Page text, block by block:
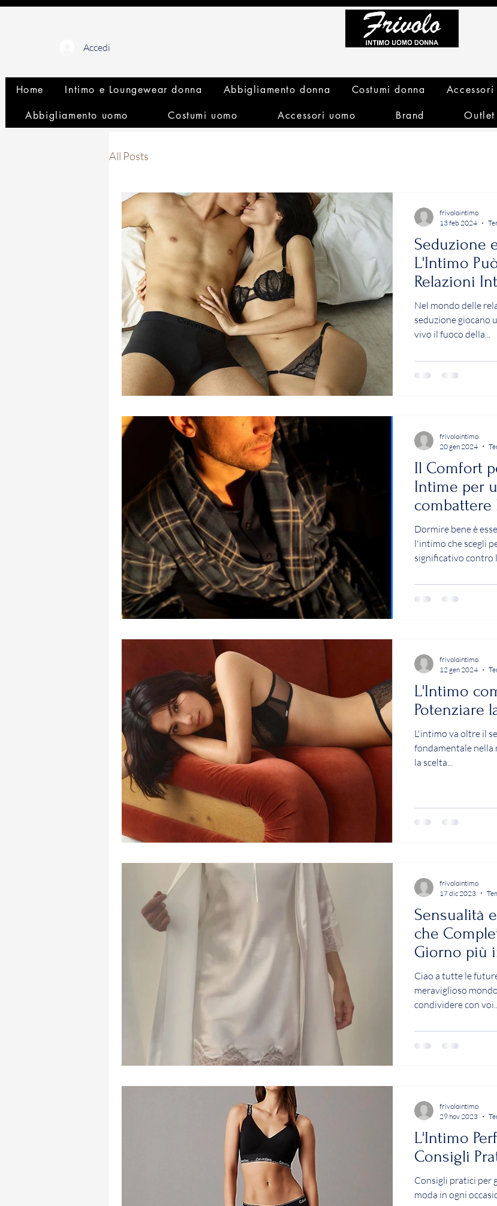
Accedi
Home Intimo e Loungewear donna Abbigliamento donna Costumi donna Accessori
Abbigliamento uomo Costumi uomo Accessori uomo Brand Outlet
All Posts
Seduzione
L'Intimo
Relazioni
Nel mondo delle
seduzione giocano
vivo il fuoco della...
frivolointimo
13 feb 2024
Il Comfort
Intime per
Dormire bene è
l'intimo che scegli
significativo contro
frivolointimo
20 gen 2024
L'Intimo
Potenziare
L'intimo va oltre il
fondamentale nella
la scelta...
frivolointimo
12 gen 2024
Sensualità
che
Giorno più
Ciao a tutte le
meraviglioso
condividere con voi...
frivolointimo
17 dic 2023
L'Intimo
Consigli
Consigli pratici per
moda in ogni
frivolointimo
29 nov 2023